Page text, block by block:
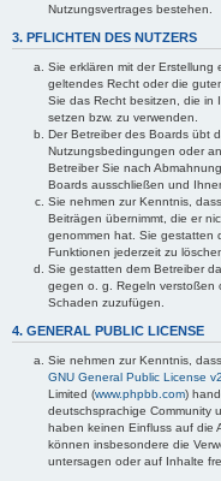
Nutzungsvertrages bestehen.
3. PFLICHTEN DES NUTZERS
Sie erklären mit der
geltendes Recht oder die
Sie das Recht besitzen, die in
setzen bzw. zu verwenden.
Der Betreiber des Boards übt
Nutzungsbedingungen oder
Betreiber Sie nach
Boards ausschließen und
Sie nehmen zur Kenntnis,
Beiträgen übernimmt, die er
genommen hat. Sie gestatten
Funktionen jederzeit zu
Sie gestatten dem Betreiber
gegen o. g. Regeln verstoßen
Schaden zuzufügen.
4. GENERAL PUBLIC LICENSE
Sie nehmen zur Kenntnis,
GNU General Public License v2
Limited (www.phpbb.com)
deutschsprachige Community
haben keinen Einfluss auf die
können insbesondere die
untersagen oder auf Inhalte